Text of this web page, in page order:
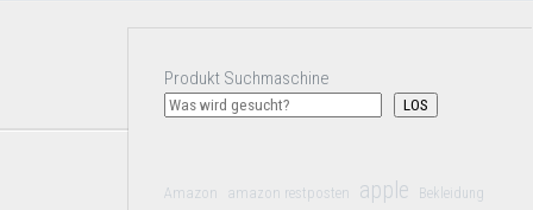
Produkt Suchmaschine
LOS
Amazon amazon restposten apple Bekleidung